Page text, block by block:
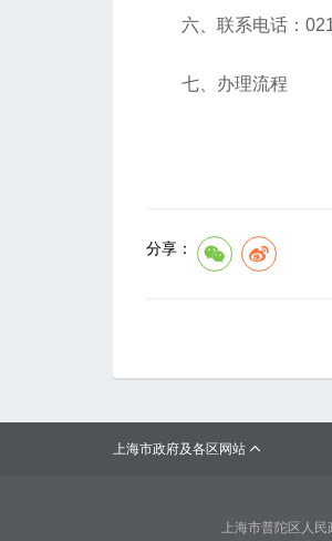
六、联系电话：
七、办理流程
分享：
上海市政府及各区网站 
上海市普陀区人